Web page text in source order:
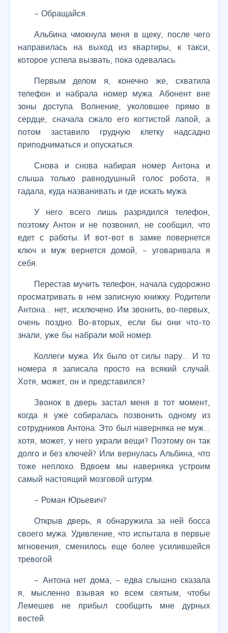
– Обращайся.
Альбина чмокнула меня в щеку, после чего
направилась на выход из квартиры, к такси,
которое успела вызвать, пока одевалась.
Первым делом я, конечно же, схватила
телефон и набрала номер мужа. Абонент вне
зоны доступа. Волнение, уколовшее прямо в
сердце, сначала сжало его когтистой лапой, а
потом заставило грудную клетку надсадно
приподниматься и опускаться.
Снова и снова набирая номер Антона и
слыша только равнодушный голос робота, я
гадала, куда названивать и где искать мужа.
У него всего лишь разрядился телефон,
поэтому Антон и не позвонил, не сообщил, что
едет с работы. И вот-вот в замке повернется
ключ и муж вернется домой, – уговаривала я
себя.
Перестав мучить телефон, начала судорожно
просматривать в нем записную книжку. Родители
Антона… нет, исключено. Им звонить, во-первых,
очень поздно. Во-вторых, если бы они что-то
знали, уже бы набрали мой номер.
Коллеги мужа. Их было от силы пару… И то
номера я записала просто на всякий случай.
Хотя, может, он и представился?
Звонок в дверь застал меня в тот момент,
когда я уже собиралась позвонить одному из
сотрудников Антона. Это был наверняка не муж…
хотя, может, у него украли вещи? Поэтому он так
долго и без ключей? Или вернулась Альбина, что
тоже неплохо. Вдвоем мы наверняка устроим
самый настоящий мозговой штурм.
– Роман Юрьевич?
Открыв дверь, я обнаружила за ней босса
своего мужа. Удивление, что испытала в первые
мгновения, сменилось еще более усилившейся
тревогой.
– Антона нет дома, – едва слышно сказала
я, мысленно взывая ко всем святым, чтобы
Лемешев не прибыл сообщить мне дурных
вестей.